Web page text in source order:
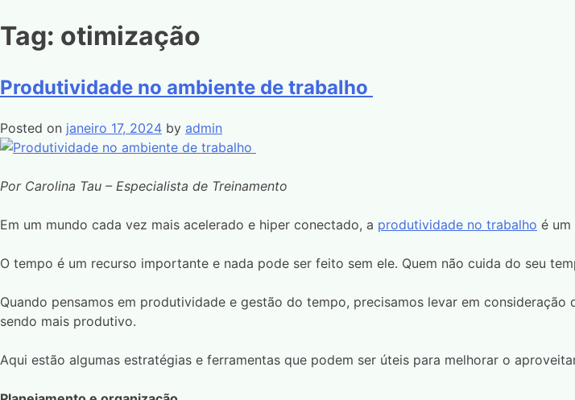
Tag: otimização
Produtividade no ambiente de trabalho
Posted on janeiro 17, 2024 by admin
Por Carolina Tau – Especialista de Treinamento
Em um mundo cada vez mais acelerado e hiper conectado, a produtividade no trabalho é um
O tempo é um recurso importante e nada pode ser feito sem ele. Quem não cuida do seu
Quando pensamos em produtividade e gestão do tempo, precisamos levar em
sendo mais produtivo.
Aqui estão algumas estratégias e ferramentas que podem ser úteis para melhorar o